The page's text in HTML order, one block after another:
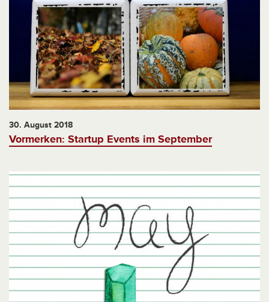
30. August 2018
Vormerken: Startup Events im September